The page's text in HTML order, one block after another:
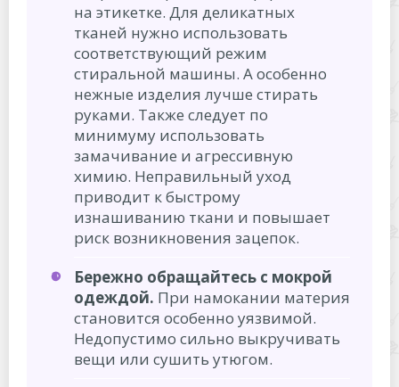
на этикетке. Для деликатных
тканей нужно использовать
соответствующий режим
стиральной машины. А особенно
нежные изделия лучше стирать
руками. Также следует по
минимуму использовать
замачивание и агрессивную
химию. Неправильный уход
приводит к быстрому
изнашиванию ткани и повышает
риск возникновения зацепок.
Бережно обращайтесь с мокрой
одеждой. При намокании материя
становится особенно уязвимой.
Недопустимо сильно выкручивать
вещи или сушить утюгом.